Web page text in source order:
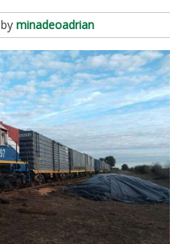
by minadeoadrian